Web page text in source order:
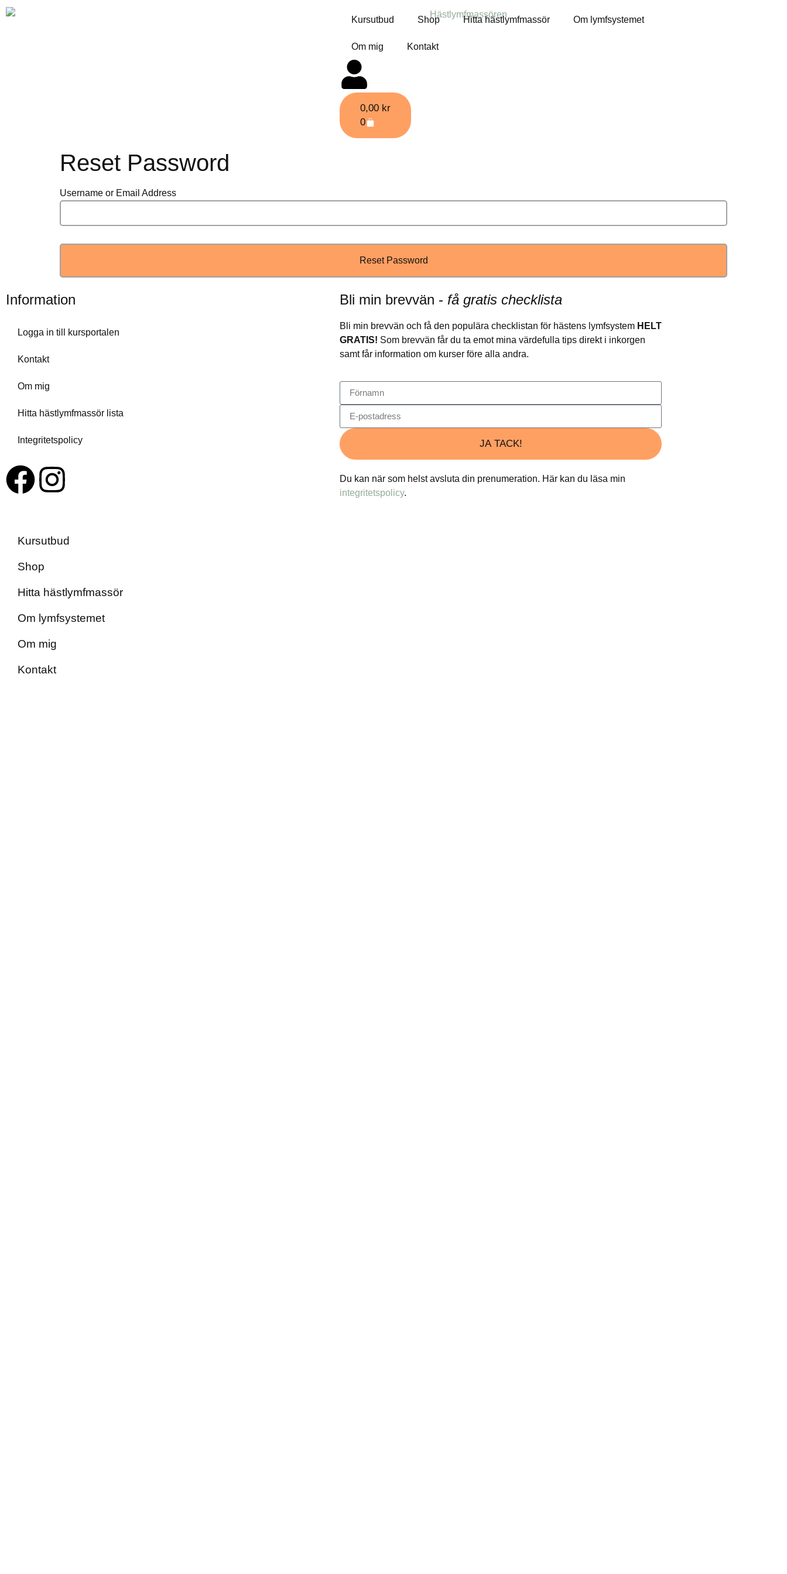
Kursutbud Shop Hitta hästlymfmassör Om lymfsystemet
Om mig Kontakt
0,00 kr
0
Reset Password
Username or Email Address
Information
Logga in till kursportalen
Kontakt
Om mig
Hitta hästlymfmassör lista
Integritetspolicy
Bli min brevvän - få gratis checklista
Bli min brevvän och få den populära checklistan för hästens lymfsystem HELT
GRATIS! Som brevvän får du ta emot mina värdefulla tips direkt i inkorgen
samt får information om kurser före alla andra.
JA TACK!
Du kan när som helst avsluta din prenumeration. Här kan du läsa min
integritetspolicy.
Kursutbud
Shop
Hitta hästlymfmassör
Om lymfsystemet
Om mig
Kontakt